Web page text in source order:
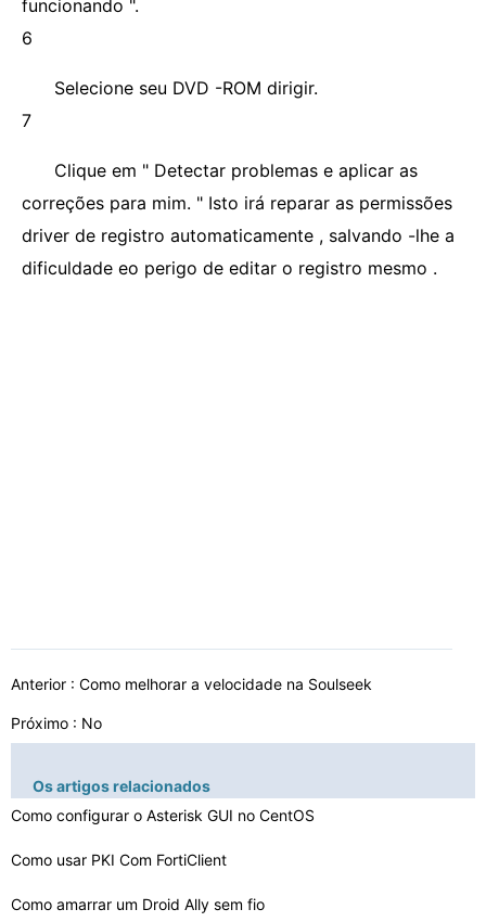
funcionando ".
6
Selecione seu DVD -ROM dirigir.
7
Clique em " Detectar problemas e aplicar as
correções para mim. " Isto irá reparar as permissões
driver de registro automaticamente , salvando -lhe a
dificuldade eo perigo de editar o registro mesmo .
Anterior : Como melhorar a velocidade na Soulseek
Próximo : No
Os artigos relacionados
Como configurar o Asterisk GUI no CentOS
Como usar PKI Com FortiClient
Como amarrar um Droid Ally sem fio